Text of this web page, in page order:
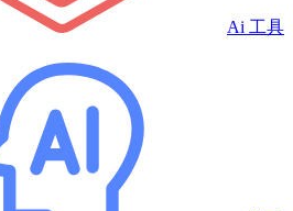
Ai 工具